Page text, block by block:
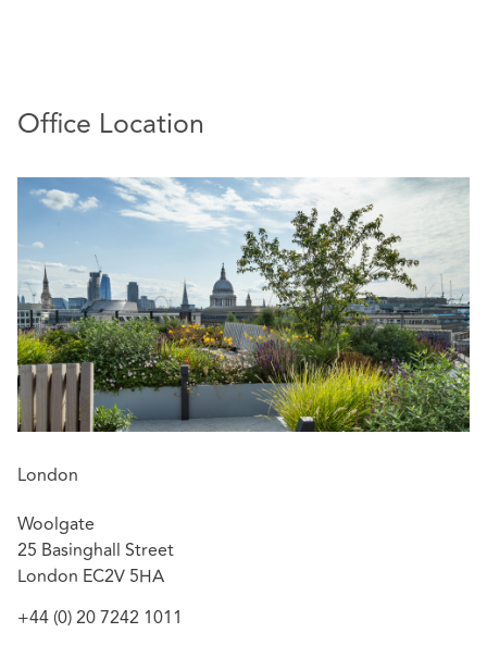
Office Location
London
Woolgate
25 Basinghall Street
London EC2V 5HA
+44 (0) 20 7242 1011